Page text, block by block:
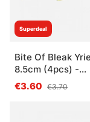
Superdeal
Bite Of Bleak
8.5cm (4pcs) -
Watermelon Red
€3.60 €3.70